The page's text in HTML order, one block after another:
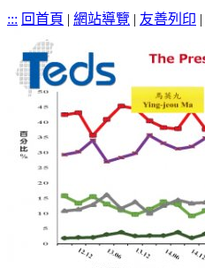
::: 回首頁 | 網站導覽 | 友善列印 |